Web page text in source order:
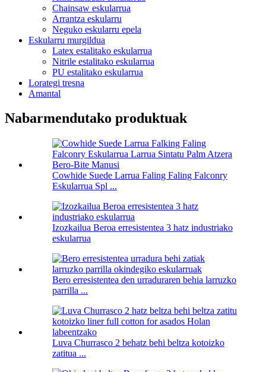
Chainsaw eskularrua
Arrantza eskularru
Neguko eskularru epela
Eskularru murgildua
Latex estalitako eskularrua
Nitrile estalitako eskularrua
PU estalitako eskularrua
Lorategi tresna
Amantal
Nabarmendutako produktuak
Cowhide Suede Larrua Faling Faling Falconry
Eskularrua Spl ...
Izozkailua Beroa erresistentea 3 hatz industriako
eskularrua
Bero erresistentea den urraduraren behia larruzko
parrilla ...
Luva Churrasco 2 behatz behi beltza kotoizko
zatitua ...